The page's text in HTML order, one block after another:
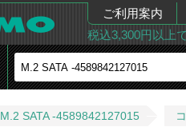
ご利用案内
税込3,300円以上
M.2 SATA -4589842127015